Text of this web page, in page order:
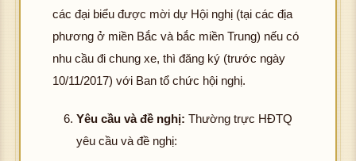
các đại biểu được mời dự Hội nghị (tại các địa
phương ở miền Bắc và bắc miền Trung) nếu có
nhu cầu đi chung xe, thì đăng ký (trước ngày
10/11/2017) với Ban tổ chức hội nghị.
Yêu cầu và đề nghị:Thường trực HĐTQ
yêu cầu và đề nghị: